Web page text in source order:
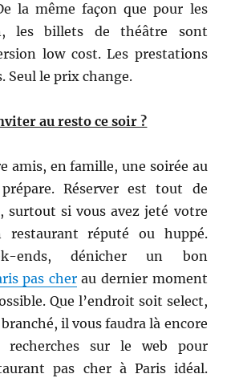
la même façon que pour les
les billets de théâtre sont
low cost. Les prestations
Seul le prix change.
au resto ce soir ?
amis, en famille, une soirée au
Réserver est tout de
surtout si vous avez jeté votre
restaurant réputé ou huppé.
ends, dénicher un bon
pas cherau dernier moment
Que l’endroit soit select,
il vous faudra là encore
recherches sur le web pour
pas cher à Paris idéal.